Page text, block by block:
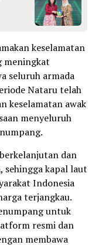
keselamatan
meningkat
seluruh armada
Nataru telah
keselamatan awak
menyeluruh
dan
sehingga kapal laut
Indonesia
terjangkau.
untuk
resmi dan
membawa